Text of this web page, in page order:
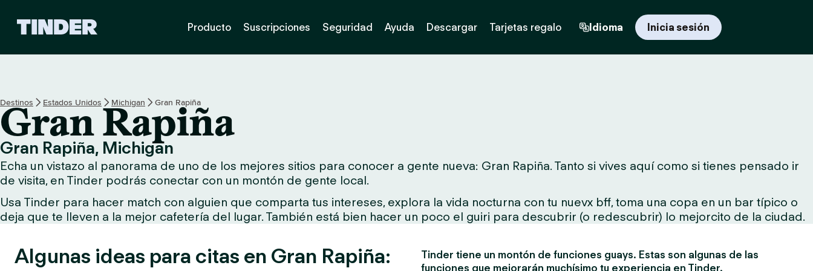
I
n
c
o
Producto Suscripciones Seguridad Ayuda Descargar Tarjetas regalo Idioma Inicia sesión
Destinos Estados Unidos Michigan Gran Rapiña
Gran Rapiña
Gran Rapiña, Michigan
Echa un vistazo al panorama de uno de los mejores sitios para conocer a gente nueva: Gran Rapiña. Tanto si vives aquí como si tienes pensado ir
de visita, en Tinder podrás conectar con un montón de gente local.
Usa Tinder para hacer match con alguien que comparta tus intereses, explora la vida nocturna con tu nuevx bff, toma una copa en un bar típico o
deja que te lleven a la mejor cafetería del lugar. También está bien hacer un poco el guiri para descubrir (o redescubrir) lo mejorcito de la ciudad.
Algunas ideas para citas en Gran Rapiña:
Tinder tiene un montón de funciones guays. Estas son algunas de las
funciones que mejorarán muchísimo tu experiencia en Tinder.